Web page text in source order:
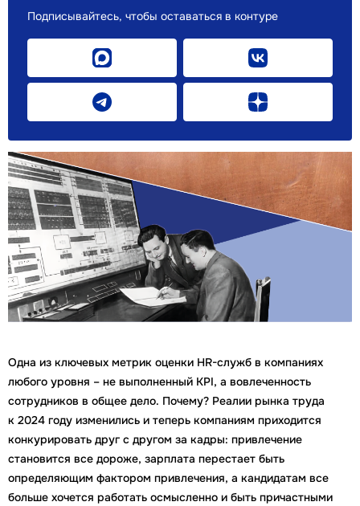
Одна из ключевых метрик оценки HR-служб в компаниях
любого уровня – не выполненный KPI, а вовлеченность
сотрудников в общее дело. Почему? Реалии рынка труда
к 2024 году изменились и теперь компаниям приходится
конкурировать друг с другом за кадры: привлечение
становится все дороже, зарплата перестает быть
определяющим фактором привлечения, а кандидатам все
больше хочется работать осмысленно и быть причастными
Подписывайтесь, чтобы оставаться в контуре